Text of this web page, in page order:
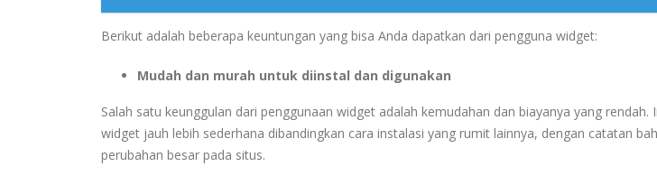
Berikut adalah beberapa keuntungan yang bisa Anda dapatkan dari pengguna widget:
Mudah dan murah untuk diinstal dan digunakan
Salah satu keunggulan dari penggunaan widget adalah kemudahan dan biayanya yang rendah.
widget jauh lebih sederhana dibandingkan cara instalasi yang rumit lainnya, dengan catatan
perubahan besar pada situs.